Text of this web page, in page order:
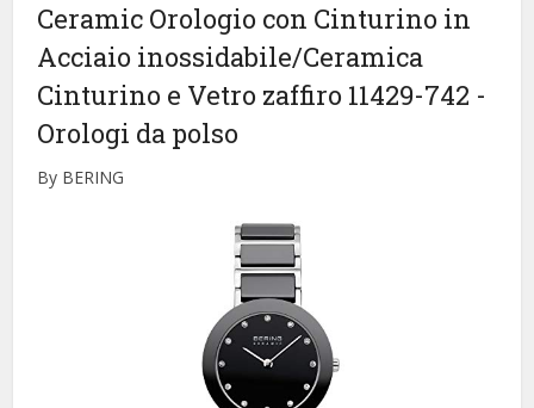
Ceramic Orologio con Cinturino in
Acciaio inossidabile/Ceramica
Cinturino e Vetro zaffiro 11429-742 -
Orologi da polso
By BERING